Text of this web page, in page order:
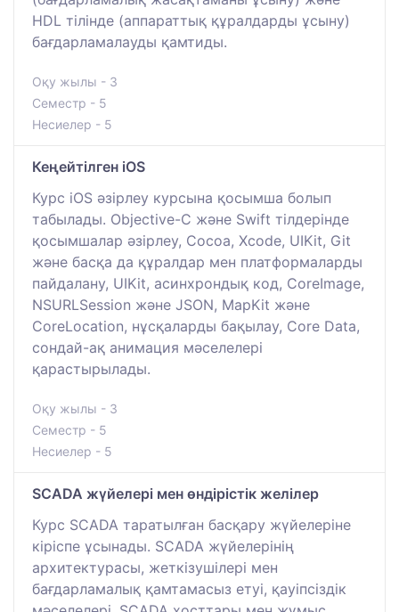
HDL тілінде (аппараттық құралдарды ұсыну)
бағдарламалауды қамтиды.
Оқу жылы - 3
Семестр - 5
Несиелер - 5
Кеңейтілген iOS
Курс iOS әзірлеу курсына қосымша болып
табылады. Objective-C және Swift тілдерінде
қосымшалар әзірлеу, Cocoa, Xcode, UIKit, Git
және басқа да құралдар мен платформаларды
пайдалану, UIKit, асинхрондық код, CoreImage,
NSURLSession және JSON, MapKit және
CoreLocation, нұсқаларды бақылау, Core Data,
сондай-ақ анимация мәселелері
қарастырылады.
Оқу жылы - 3
Семестр - 5
Несиелер - 5
SCADA жүйелері мен өндірістік желілер
Курс SCADA таратылған басқару жүйелеріне
кіріспе ұсынады. SCADA жүйелерінің
архитектурасы, жеткізушілері мен
бағдарламалық қамтамасыз етуі, қауіпсіздік